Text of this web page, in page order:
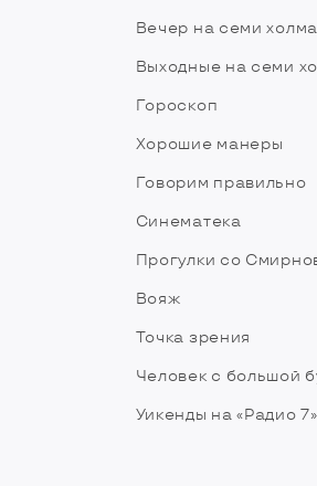
Вечер на семи
Выходные на семи
Гороскоп
Хорошие манеры
Говорим правильно
Синематека
Прогулки со
Вояж
Точка зрения
Человек с большой
Уикенды на «Радио 7»